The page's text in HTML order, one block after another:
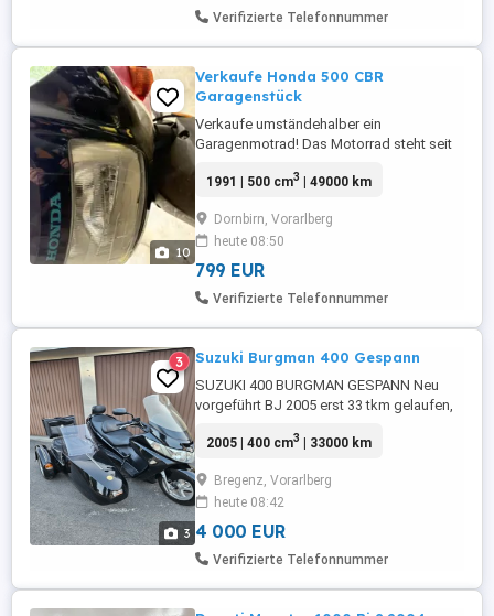
Verifizierte Telefonnummer
10
Verkaufe Honda 500 CBR
Garagenstück
Verkaufe umständehalber ein
Garagenmotrad! Das Motorrad steht seit
Bastlerfahrzeug verkauft! Baujahr 1991
Garagenfundstück Original zustand!
Weitere infos gerne melden!
1991 | 500 cm3 | 49000 km
Dornbirn, Vorarlberg
heute 08:50
799 EUR
Verifizierte Telefonnummer
3
3 Suzuki Burgman 400 Gespann
SUZUKI 400 BURGMAN GESPANN Neu
vorgeführt BJ 2005 erst 33 tkm gelaufen,
neu Fahrzeug hat eine Einzelgenehmigung
2005 | 400 cm3 | 33000 km
Bregenz, Vorarlberg
heute 08:42
4 000 EUR
Verifizierte Telefonnummer